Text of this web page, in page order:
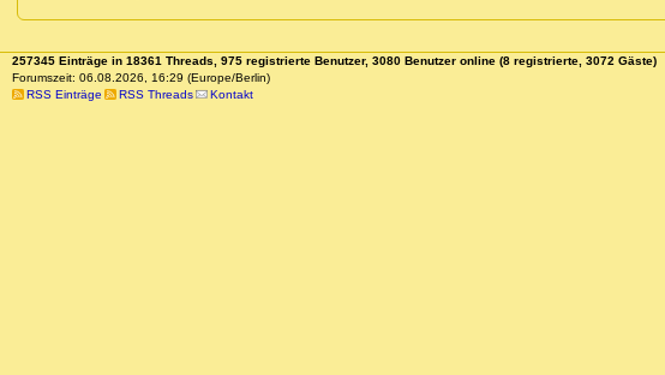
257345 Einträge in 18361 Threads, 975 registrierte Benutzer, 3080 Benutzer online (8 registrierte, 3072 Gäste)
Forumszeit: 06.08.2026, 16:29 (Europe/Berlin)
RSS Einträge
RSS Threads Kontakt